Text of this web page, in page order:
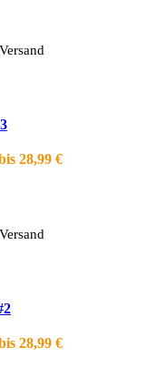
gewählt werden
28,99 €
gewählt werden
28,99 €